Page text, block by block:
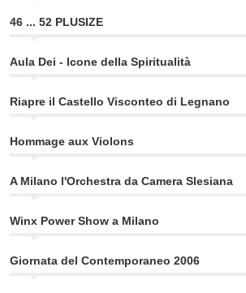
46 ... 52 PLUSIZE
Aula Dei - Icone della Spiritualità
Riapre il Castello Visconteo di Legnano
Hommage aux Violons
A Milano l'Orchestra da Camera Slesiana
Winx Power Show a Milano
Giornata del Contemporaneo 2006